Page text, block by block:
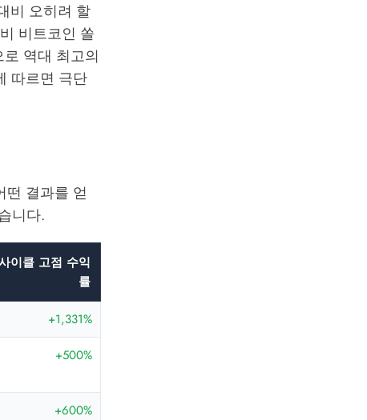
비 오히려 할
비트코인 쏠
역대 최고의
따르면 극단
떤 결과를 얻
니다.
이클 고점 수익
률
+1,331%
+500%
+600%